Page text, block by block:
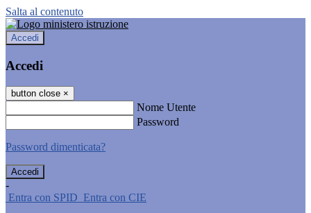
Salta al contenuto
Accedi
Accedi
button close ×
Nome Utente
Password
Password dimenticata?
-
Entra con SPID Entra con CIE